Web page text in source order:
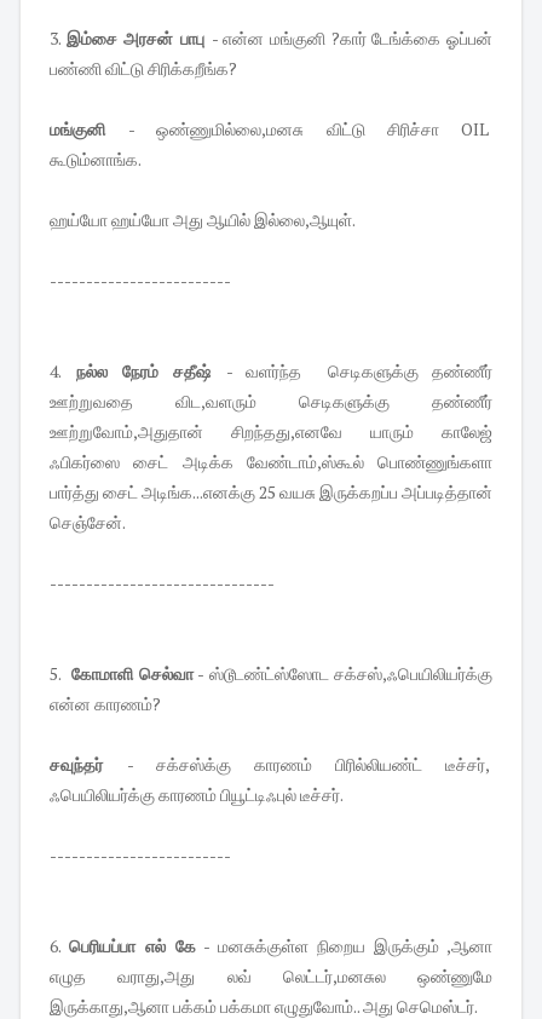
3. இம்சை அரசன் பாபு - என்ன மங்குனி ?கார் டேங்க்கை ஓப்பன்
பண்ணி விட்டு சிரிக்கறீங்க?
மங்குனி - ஒண்ணுமில்லை,மனசு விட்டு சிரிச்சா OIL
கூடும்னாங்க.
ஹய்யோ ஹய்யோ அது ஆயில் இல்லை,ஆயுள்.
-------------------------
4. நல்ல நேரம் சதீஷ் - வளர்ந்த செடிகளுக்கு தண்ணீர்
ஊற்றுவதை விட,வளரும் செடிகளுக்கு தண்ணீர்
ஊற்றுவோம்,அதுதான் சிறந்தது,எனவே யாரும் காலேஜ்
ஃபிகர்ஸை சைட் அடிக்க வேண்டாம்,ஸ்கூல் பொண்ணுங்களா
பார்த்து சைட் அடிங்க...எனக்கு 25 வயசு இருக்கறப்ப அப்படித்தான்
செஞ்சேன்.
-------------------------------
5. கோமாளி செல்வா- ஸ்டூடண்ட்ஸ்ஸோட சக்சஸ்,ஃபெயிலியர்க்கு
என்ன காரணம்?
சவுந்தர் - சக்சஸ்க்கு காரணம் பிரில்லியண்ட் டீச்சர்,
ஃபெயிலியர்க்கு காரணம் பியூட்டிஃபுல் டீச்சர்.
-------------------------
6. பெரியப்பா எல் கே - மனசுக்குள்ள நிறைய இருக்கும் ,ஆனா
எழுத வராது,அது லவ் லெட்டர்,மனசுல ஒண்ணுமே
இருக்காது,ஆனா பக்கம் பக்கமா எழுதுவோம்.. அது செமெஸ்டர்.